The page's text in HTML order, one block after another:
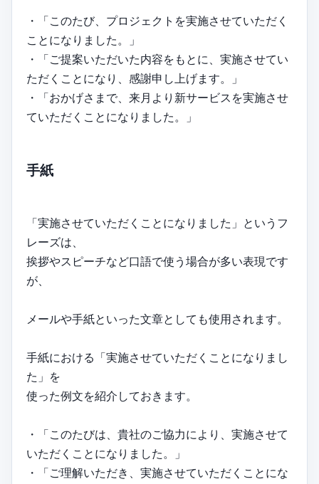
・「このたび、プロジェクトを実施させていただく
ことになりました。」
・「ご提案いただいた内容をもとに、実施させてい
ただくことになり、感謝申し上げます。」
・「おかげさまで、来月より新サービスを実施させ
ていただくことになりました。」
手紙
「実施させていただくことになりました」というフ
レーズは、
挨拶やスピーチなど口語で使う場合が多い表現です
が、
メールや手紙といった文章としても使用されます。
手紙における「実施させていただくことになりまし
た」を
使った例文を紹介しておきます。
・「このたびは、貴社のご協力により、実施させて
いただくことになりました。」
・「ご理解いただき、実施させていただくことにな